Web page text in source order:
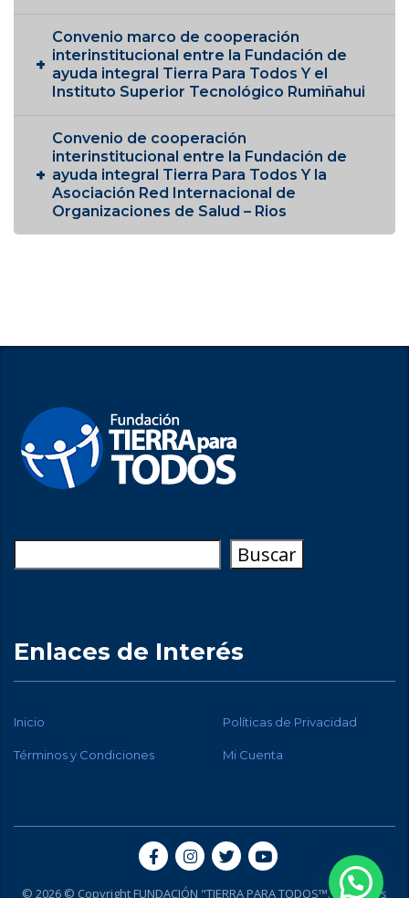
Convenio marco de cooperación
interinstitucional entre la Fundación de
ayuda integral Tierra Para Todos Y el
Instituto Superior Tecnológico Rumiñahui
Convenio de cooperación
interinstitucional entre la Fundación de
ayuda integral Tierra Para Todos Y la
Asociación Red Internacional de
Organizaciones de Salud – Rios
Buscar
Enlaces de Interés
Inicio Políticas de Privacidad
Términos y Condiciones Mi Cuenta
© 2026 © Copyright FUNDACIÓN "TIERRA PARA TODOS™. Todos los